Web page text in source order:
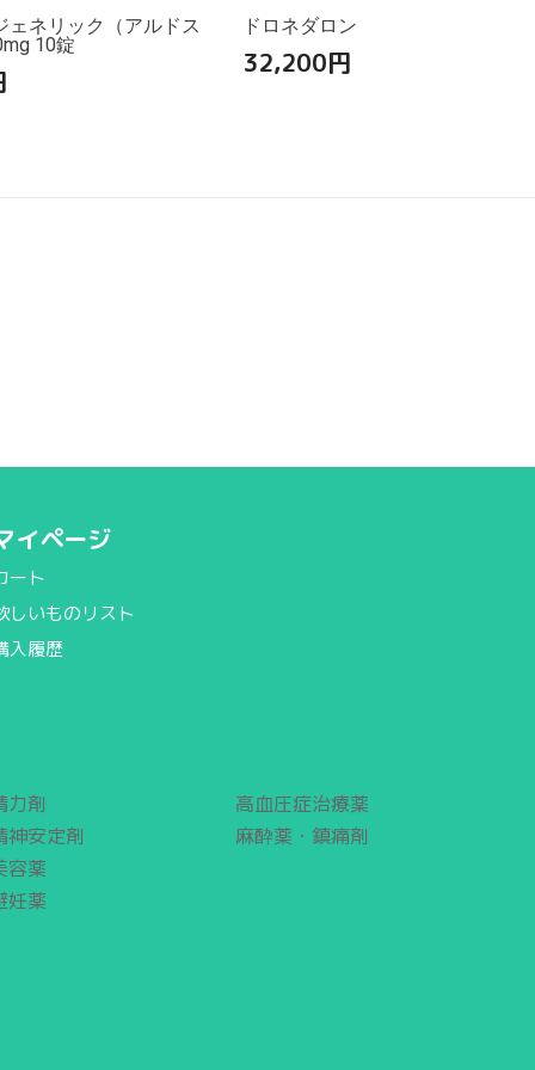
ェネリック（アルドス
10錠
ドロネダロン
32,200円
イページ
ート
しいものリスト
入履歴
力剤
神安定剤
容薬
妊薬
高血圧症治療薬
麻酔薬・鎮痛剤